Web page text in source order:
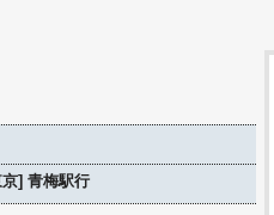
] 青梅駅行